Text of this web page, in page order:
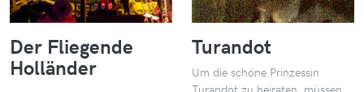
Der Fliegende
Holländer
Turandot
Um die schöne Prinzessin